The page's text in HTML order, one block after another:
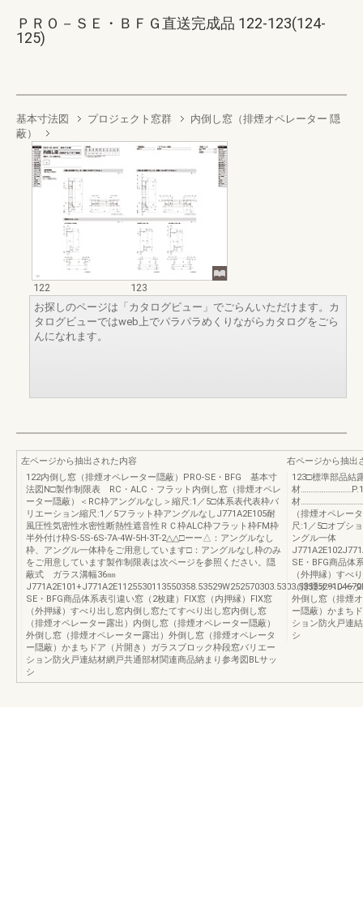
ＰＲＯ－ＳＥ・ＢＦＧ直送完成品 122-123(124-
125)
基本寸法図 プロジェクト窓群
内倒し窓（排煙オペレーター 隠
蔽）
122
123
お探しのページは「カタログビュー」でごらんいただけます。カ
タログビューではweb上でパラパラめくりながらカタログをごら
んになれます。
左ページから抽出された内容
122内倒し窓（排煙オペレーター隠蔽）PRO-SE・BFG 基本寸
法図N□製作制限表 RC・ALC・フラット内倒し窓（排煙オペレ
ーター隠蔽）＜RC枠アングルなし＞縮尺:1／5□体系表代表枠バ
リエーション縮尺:1／5フラット枠アングルなしJ771A2E105耐
風圧性気密性水密性断熱性遮音性ＲＣ枠ALC枠フラット枠FM枠
半外付け枠S-5S-6S-7A-4W-5H-3T-2△△□ーー△：アングルなし
枠、アングル一体枠をご用意しています□：アングルなし枠のみ
をご用意しています製作制限表は次ページを参照ください。隠
蔽式 ガラス溝幅36㎜
SE・BFG商品体系表引違い窓（2枚建）FIX窓（内押縁）FIX窓
（外押縁）すべり出し窓内倒し窓たてすべり出し窓内倒し窓
（排煙オペレーター露出）内倒し窓（排煙オペレーター隠蔽）
外倒し窓（排煙オペレーター露出）外倒し窓（排煙オペレータ
ー隠蔽）かまちドア（片開き）ガラスブロック枠段窓バリエー
ション防火戸連結材網戸共通部材関連商品納まり参考図BLサッ
シ
右ページから抽出
123□標準部品結
材
材
（排煙オペレー
尺:1／5□オプシ
ングル一体
SE・BFG商品体
（外押縁）すべ
（排煙オペレー
外倒し窓（排煙
ー隠蔽）かまち
ション防火戸連
シ